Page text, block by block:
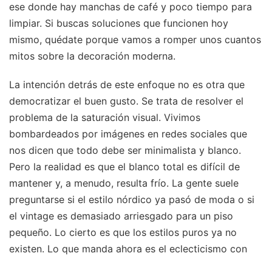
ese donde hay manchas de café y poco tiempo para
limpiar. Si buscas soluciones que funcionen hoy
mismo, quédate porque vamos a romper unos cuantos
mitos sobre la decoración moderna.
La intención detrás de este enfoque no es otra que
democratizar el buen gusto. Se trata de resolver el
problema de la saturación visual. Vivimos
bombardeados por imágenes en redes sociales que
nos dicen que todo debe ser minimalista y blanco.
Pero la realidad es que el blanco total es difícil de
mantener y, a menudo, resulta frío. La gente suele
preguntarse si el estilo nórdico ya pasó de moda o si
el vintage es demasiado arriesgado para un piso
pequeño. Lo cierto es que los estilos puros ya no
existen. Lo que manda ahora es el eclecticismo con